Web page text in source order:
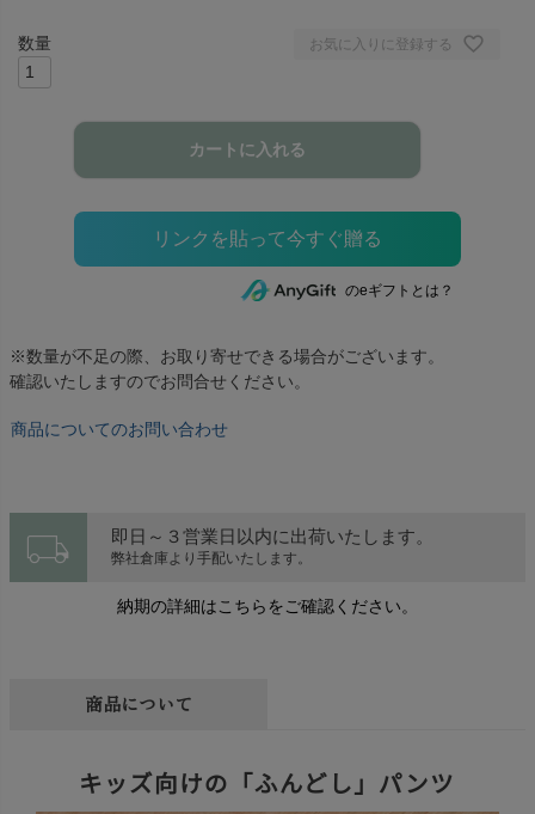
お気に入りに登録する
カートに入れる
のeギフトとは？
※数量が不足の際、お取り寄せできる場合がございます。
確認いたしますのでお問合せください。
商品についてのお問い合わせ
local_shipping 即日～３営業日以内に出荷いたします。
弊社倉庫より手配いたします。
納期の詳細はこちらをご確認ください。
商品について
キッズ向けの「ふんどし」パンツ